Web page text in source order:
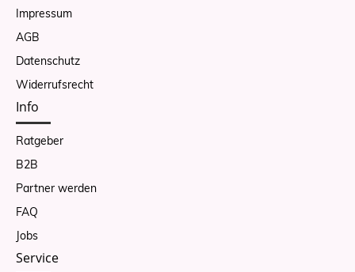
Impressum
AGB
Datenschutz
Widerrufsrecht
Info
Ratgeber
B2B
Partner werden
FAQ
Jobs
Service